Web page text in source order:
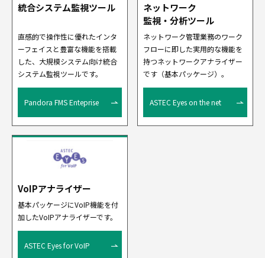
統合システム監視ツール
直感的で操作性に優れたインタ
ーフェイスと豊富な機能を搭載
した、大規模システム向け統合
システム監視ツールです。
Pandora FMS Enteprise
ネットワーク
監視・分析ツール
ネットワーク管理業務のワーク
フローに即した実用的な機能を
持つネットワークアナライザー
です（基本パッケージ）。
ASTEC Eyes on the net
VoIPアナライザー
基本パッケージにVoIP機能を付
加したVoIPアナライザーです。
ASTEC Eyes for VoIP